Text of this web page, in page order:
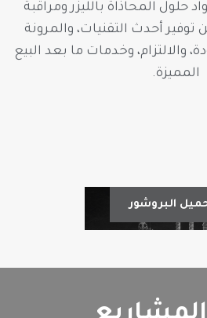
المحاذاة بالليزر ومراقبة
توفير أحدث التقنيات، والمرونة
والالتزام، وخدمات ما بعد البيع
المميزة.
البروشور